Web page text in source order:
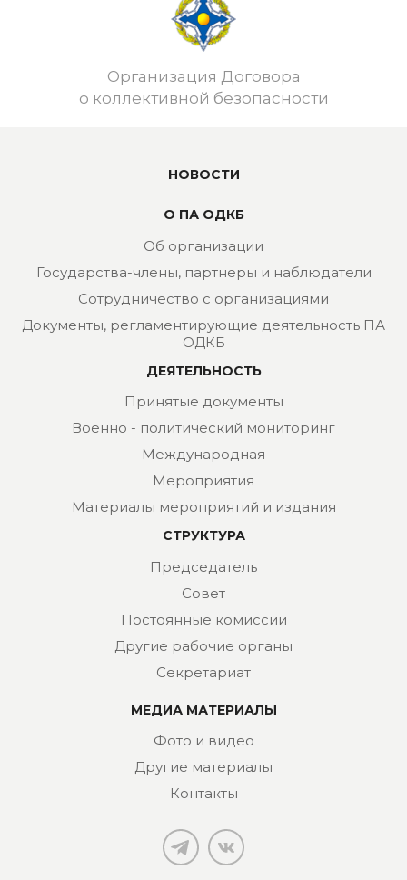
Организация Договора
о коллективной безопасности
НОВОСТИ
О ПА ОДКБ
Об организации
Государства-члены, партнеры и наблюдатели
Сотрудничество с организациями
Документы, регламентирующие деятельность ПА
ОДКБ
ДЕЯТЕЛЬНОСТЬ
Принятые документы
Военно - политический мониторинг
Международная
Мероприятия
Материалы мероприятий и издания
СТРУКТУРА
Председатель
Совет
Постоянные комиссии
Другие рабочие органы
Секретариат
МЕДИА МАТЕРИАЛЫ
Фото и видео
Другие материалы
Контакты